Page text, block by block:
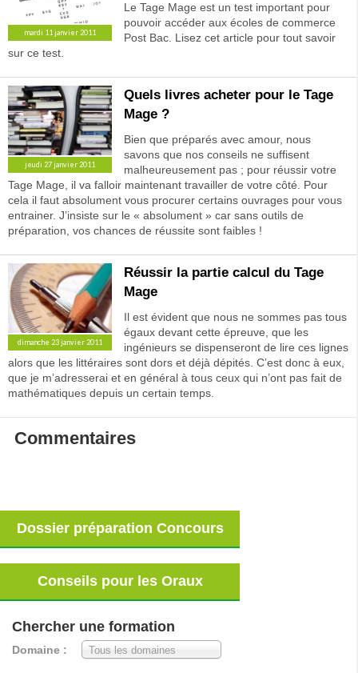
mardi 11 janvier 2011
Le Tage Mage est un test important pour
pouvoir accéder aux écoles de commerce
Post Bac. Lisez cet article pour tout savoir
sur ce test.
jeudi 27 janvier 2011
Quels livres acheter pour le Tage
Mage ?
Bien que préparés avec amour, nous
savons que nos conseils ne suffisent
malheureusement pas ; pour réussir votre
Tage Mage, il va falloir maintenant travailler de votre côté. Pour
cela il faut absolument vous procurer certains ouvrages pour vous
entrainer. J’insiste sur le « absolument » car sans outils de
préparation, vos chances de réussite sont faibles !
dimanche 23 janvier 2011
Réussir la partie calcul du Tage
Mage
Il est évident que nous ne sommes pas tous
égaux devant cette épreuve, que les
ingénieurs se dispenseront de lire ces lignes
alors que les littéraires sont dors et déjà dépités. C’est donc à eux,
que je m’adresserai et en général à tous ceux qui n’ont pas fait de
mathématiques depuis un certain temps.
Commentaires
Dossier préparation Concours
Conseils pour les Oraux
Chercher une formation
Domaine : Tous les domaines